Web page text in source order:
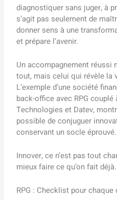
diagnostiquer sans juger, à
s’agit pas seulement de
donner sens à une
et prépare l’avenir.
Un accompagnement réussi
tout, mais celui qui révèle la
L’exemple d’une société
back-office avec RPG
Technologies et Datev,
possible de conjuguer
conservant un socle éprouvé.
Innover, ce n’est pas tout
mieux faire ce qu’on fait déjà.
RPG : Checklist pour chaque